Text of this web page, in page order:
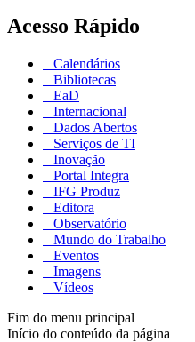
Acesso Rápido
Calendários
Bibliotecas
EaD
Internacional
Dados Abertos
Serviços de TI
Inovação
Portal Integra
IFG Produz
Editora
Observatório
Mundo do Trabalho
Eventos
Imagens
Vídeos
Fim do menu principal
Início do conteúdo da página